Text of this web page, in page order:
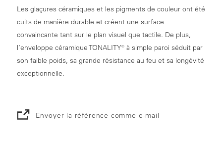
Les glaçures céramiques et les pigments de couleur ont été
cuits de manière durable et créent une surface
convaincante tant sur le plan visuel que tactile. De plus,
l’enveloppe céramique TONALITY® à simple paroi séduit par
son faible poids, sa grande résistance au feu et sa longévité
exceptionnelle.
Envoyer la référence comme e-mail